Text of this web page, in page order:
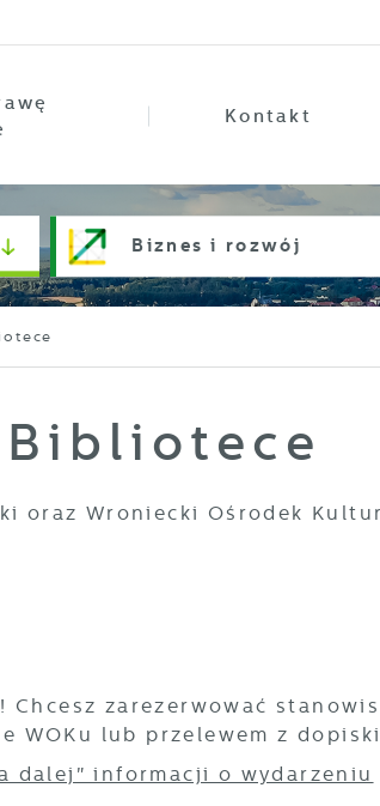
Kontakt
Biznes i rozwój
oraz Wroniecki Ośrodek
zarezerwować
WOKu lub przelewem z
dalej" informacji o wydarzeniu